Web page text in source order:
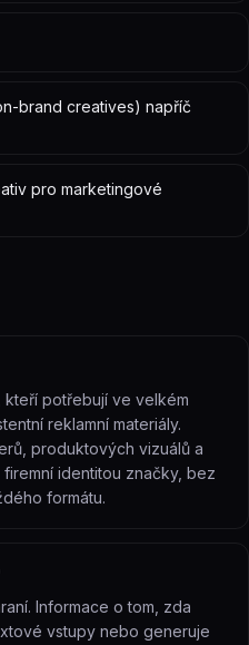
brand creatives) napříč
pro marketingové
kteří potřebují ve velkém
reklamní materiály.
produktových vizuálů a
identitou značky, bez
formátu.
Informace o tom, zda
vstupy nebo generuje